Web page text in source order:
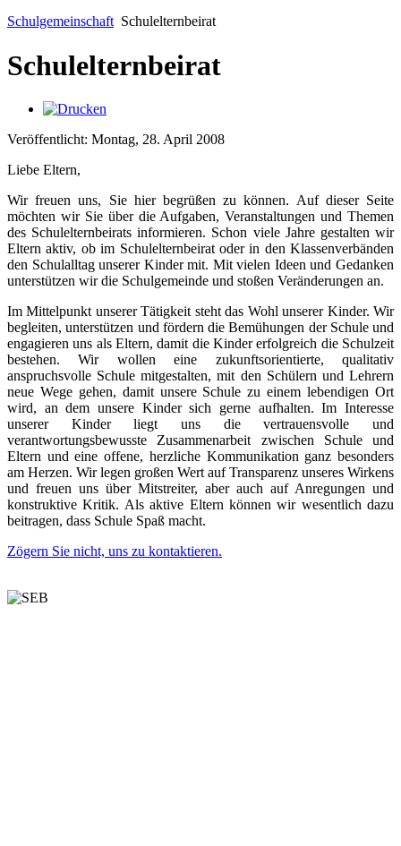
Schulgemeinschaft Schulelternbeirat
Schulelternbeirat
Veröffentlicht: Montag, 28. April 2008
Liebe Eltern,
Wir freuen uns, Sie hier begrüßen zu können. Auf dieser Seite
möchten wir Sie über die Aufgaben, Veranstaltungen und Themen
des Schulelternbeirats informieren. Schon viele Jahre gestalten wir
Eltern aktiv, ob im Schulelternbeirat oder in den Klassenverbänden
den Schulalltag unserer Kinder mit. Mit vielen Ideen und Gedanken
unterstützen wir die Schulgemeinde und stoßen Veränderungen an.
Im Mittelpunkt unserer Tätigkeit steht das Wohl unserer Kinder. Wir
begleiten, unterstützen und fördern die Bemühungen der Schule und
engagieren uns als Eltern, damit die Kinder erfolgreich die Schulzeit
bestehen. Wir wollen eine zukunftsorientierte, qualitativ
anspruchsvolle Schule mitgestalten, mit den Schülern und Lehrern
neue Wege gehen, damit unsere Schule zu einem lebendigen Ort
wird, an dem unsere Kinder sich gerne aufhalten. Im Interesse
unserer Kinder liegt uns die vertrauensvolle und
verantwortungsbewusste Zusammenarbeit zwischen Schule und
Eltern und eine offene, herzliche Kommunikation ganz besonders
am Herzen. Wir legen großen Wert auf Transparenz unseres Wirkens
und freuen uns über Mitstreiter, aber auch auf Anregungen und
konstruktive Kritik. Als aktive Eltern können wir wesentlich dazu
beitragen, dass Schule Spaß macht.
Zögern Sie nicht, uns zu kontaktieren.